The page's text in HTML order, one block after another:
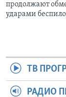
продолжают
ударами
ТВ
РАДИО